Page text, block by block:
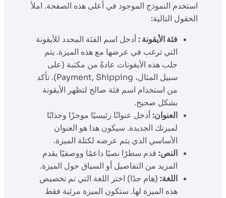
استخدم النموذج الموجود في أعلى هذه الصفحة. املأ
الحقول التالية:
فئة الأيقونة : أدخل اسم الفئة المحدد للأيقونة
التي ترغب في عرضها مع هذه الميزة. يتم
جلب هذه الأيقونات عادةً من مكتبة (على
سبيل المثال، Payment, Shipping). تأكد
من استخدام اسم فئة صالح لتظهر الأيقونة
بشكل صحيح.
العنوان: أدخل عنوانًا رئيسيًا موجزًا وجذابًا
لميزتك الجديدة. سيكون هذا هو العنوان
الأساسي الذي يتم عرضه لكتلة الميزة.
النص: قدم سطرًا نصيًا داعمًا ووصفيًا يقدم
المزيد من التفاصيل أو السياق حول الميزة.
اللغة: (هام جدًا) اختر اللغة التي تم تخصيص
هذه الميزة لها. ستكون الميزة مرئية فقط